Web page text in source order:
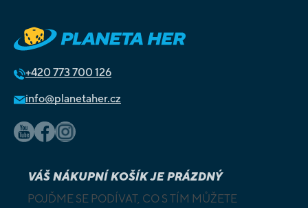
+420 773 700 126
info@planetaher.cz
VÁŠ NÁKUPNÍ KOŠÍK JE PRÁZDNÝ
POJĎME SE PODÍVAT, CO S TÍM MŮŽETE